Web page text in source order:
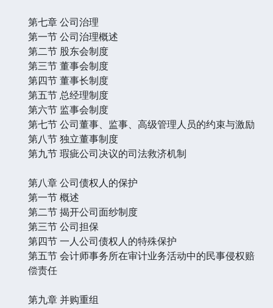
第七章 公司治理
第一节 公司治理概述
第二节 股东会制度
第三节 董事会制度
第四节 董事长制度
第五节 总经理制度
第六节 监事会制度
第七节 公司董事、监事、高级管理人员的约束与激励
第八节 独立董事制度
第九节 瑕疵公司决议的司法救济机制
第八章 公司债权人的保护
第一节 概述
第二节 揭开公司面纱制度
第三节 公司担保
第四节 一人公司债权人的特殊保护
第五节 会计师事务所在审计业务活动中的民事侵权赔
偿责任
第九章 并购重组